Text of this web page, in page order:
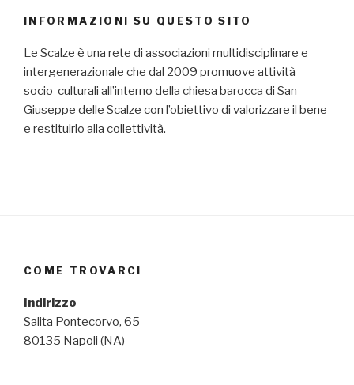
INFORMAZIONI SU QUESTO SITO
Le Scalze è una rete di associazioni multidisciplinare e
intergenerazionale che dal 2009 promuove attività
socio-culturali all’interno della chiesa barocca di San
Giuseppe delle Scalze con l’obiettivo di valorizzare il bene
e restituirlo alla collettività.
COME TROVARCI
Indirizzo
Salita Pontecorvo, 65
80135 Napoli (NA)